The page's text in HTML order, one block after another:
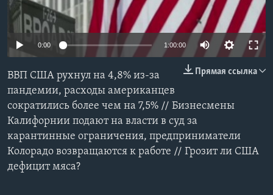
Learning English
СОЦИАЛЬНЫЕ СЕТИ
Языки
0:00 1:00:00
Прямая ссылка
ВВП США рухнул на 4,8% из-за
пандемии, расходы американцев
сократились более чем на 7,5% // Бизнесмены
Калифорнии подают на власти в суд за
карантинные ограничения, предприниматели
Колорадо возвращаются к работе // Грозит ли США
дефицит мяса?